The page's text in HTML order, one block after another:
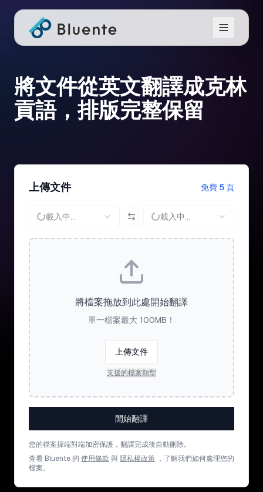
將文件從英文翻譯成克林
貢語，排版完整保留
上傳文件 免費 5 頁
載入中... 載入中...
將檔案拖放到此處開始翻譯
單一檔案最大 100MB！
上傳文件
支援的檔案類型
開始翻譯
您的檔案採端對端加密保護，翻譯完成後自動刪除。
查看 Bluente 的 使用條款 與 隱私權政策 ，了解我們如何處理您的
檔案。